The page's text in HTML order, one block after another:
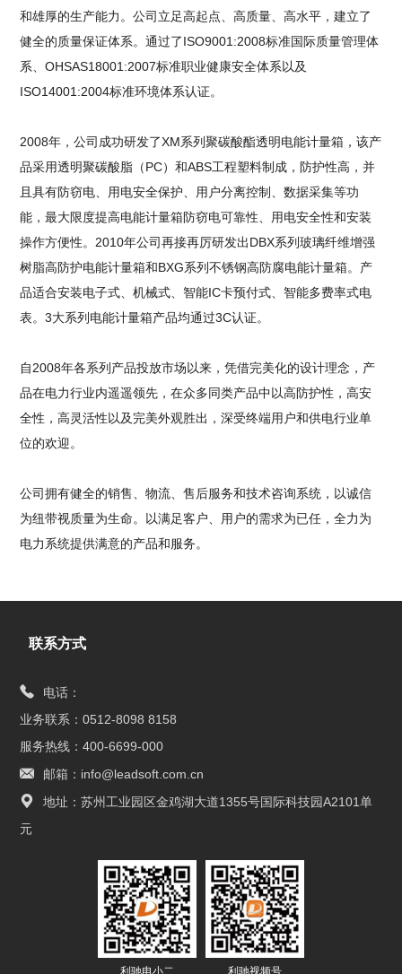
和雄厚的生产能力。公司立足高起点、高质量、高水平，建立了
健全的质量保证体系。通过了ISO9001:2008标准国际质量管理体
系、OHSAS18001:2007标准职业健康安全体系以及
ISO14001:2004标准环境体系认证。
2008年，公司成功研发了XM系列聚碳酸酯透明电能计量箱，该产
品采用透明聚碳酸脂（PC）和ABS工程塑料制成，防护性高，并
且具有防窃电、用电安全保护、用户分离控制、数据采集等功
能，最大限度提高电能计量箱防窃电可靠性、用电安全性和安装
操作方便性。2010年公司再接再厉研发出DBX系列玻璃纤维增强
树脂高防护电能计量箱和BXG系列不锈钢高防腐电能计量箱。产
品适合安装电子式、机械式、智能IC卡预付式、智能多费率式电
表。3大系列电能计量箱产品均通过3C认证。
自2008年各系列产品投放市场以来，凭借完美化的设计理念，产
品在电力行业内遥遥领先，在众多同类产品中以高防护性，高安
全性，高灵活性以及完美外观胜出，深受终端用户和供电行业单
位的欢迎。
公司拥有健全的销售、物流、售后服务和技术咨询系统，以诚信
为纽带视质量为生命。以满足客户、用户的需求为已任，全力为
电力系统提供满意的产品和服务。
联系方式
电话：
业务联系：0512-8098 8158
服务热线：400-6699-000
邮箱：info@leadsoft.com.cn
地址：苏州工业园区金鸡湖大道1355号国际科技园A2101单
元